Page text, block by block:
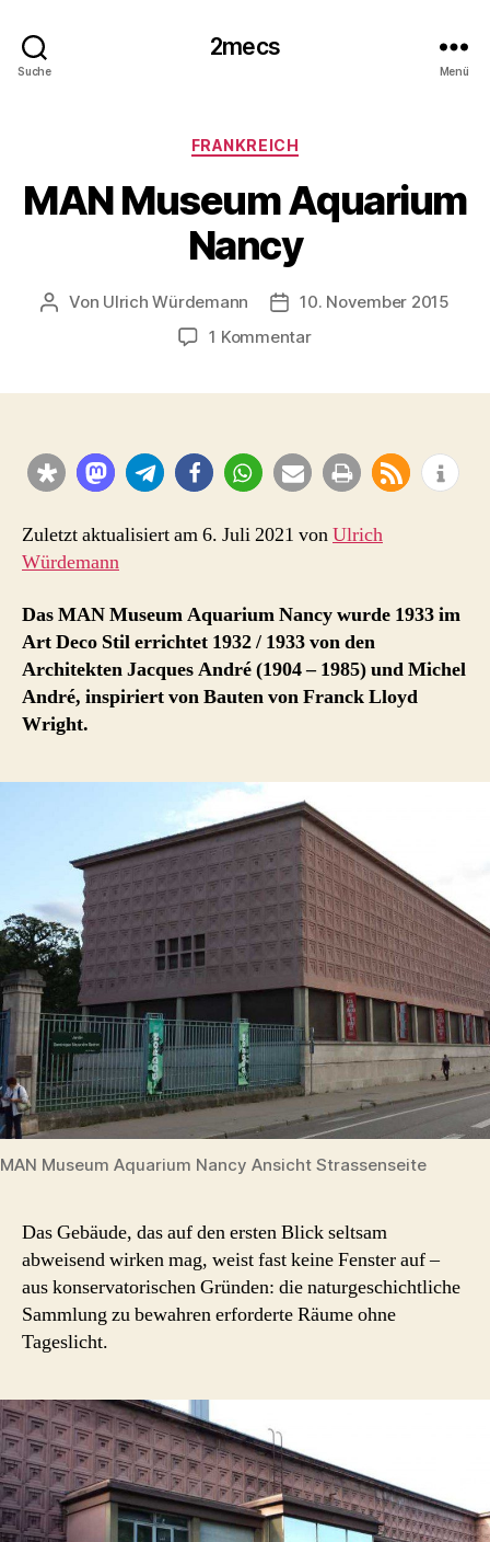
Suche
2mecs
Menü
Kategorien
FRANKREICH
MAN Museum Aquarium
Nancy
Beitragsautor
Von Ulrich Würdemann Beitragsdatum
10. November 2015
1 Kommentarzu
Zuletzt aktualisiert am 6. Juli 2021 vonUlrich
Würdemann
Das MAN Museum Aquarium Nancy wurde 1933 im
Art Deco Stil errichtet 1932 / 1933 von den
Architekten Jacques André (1904 – 1985) und Michel
André, inspiriert von Bauten von Franck Lloyd
Wright.
MAN Museum Aquarium Nancy Ansicht Strassenseite
Das Gebäude, das auf den ersten Blick seltsam
abweisend wirken mag, weist fast keine Fenster auf –
aus konservatorischen Gründen: die naturgeschichtliche
Sammlung zu bewahren erforderte Räume ohne
Tageslicht.